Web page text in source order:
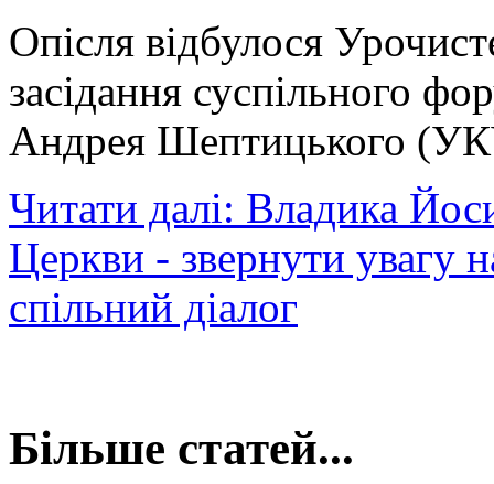
Опісля відбулося
засідання суспільного
Андрея Шептицького
Читати далі: Владика
Церкви - звернути увагу
спільний діалог
Більше статей...